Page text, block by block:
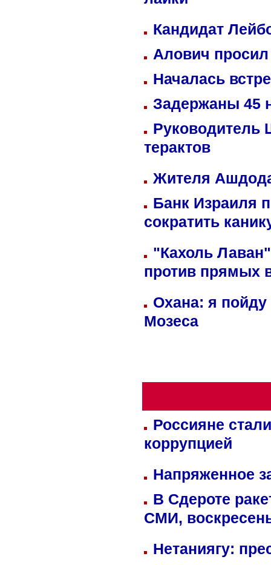
Кандидат
Алович просил
Началась
Задержаны 45
Руководитель
терактов
Жителя
Банк Израиля
сократить
"Кахоль
против прямых
Охана: я пойду
Мозеса
Россияне
коррупцией
Напряженное
В Сдероте
СМИ,
Нетаниягу: